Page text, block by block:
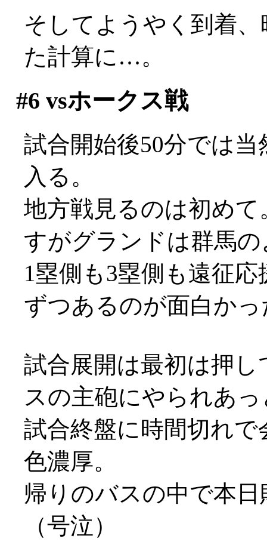
そしてようやく到着
た計算に…。
#6 vsホークス戦
試合開始後50分では
入る。
地方戦見るのは初め
すがグランドは群馬
1塁側も3塁側も遠征
ずつあるのが面白か
試合展開は最初は押
スの主砲にやられあ
試合終盤に時間切れ
色濃厚。
帰りのバスの中で本
（号泣）